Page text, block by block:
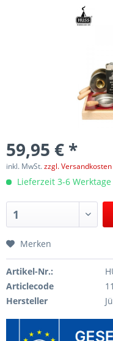
59,95 € *
inkl. MwSt.zzgl. Versandkosten
Lieferzeit 3-6 Werktage
Merken
Artikel-Nr.:
Articlecode
Hersteller